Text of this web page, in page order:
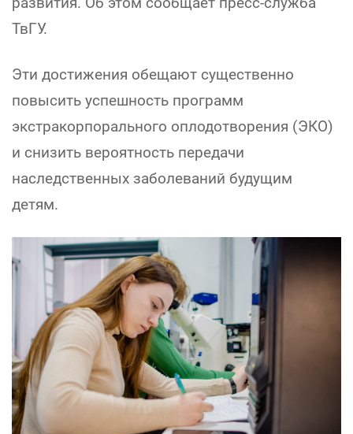
ТвГУ.
Эти достижения обещают существенно
повысить успешность программ
экстракорпорального оплодотворения (ЭКО)
и снизить вероятность передачи
наследственных заболеваний будущим
детям.